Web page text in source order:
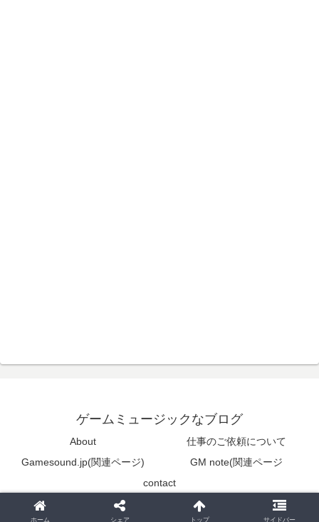
ゲームミュージックなブログ
About
仕事のご依頼について
Gamesound.jp(関連ページ)
GM note(関連ページ
contact
© 2005-2026 ゲームミュージックなブログ.
ホーム シェア トップ サイドバー